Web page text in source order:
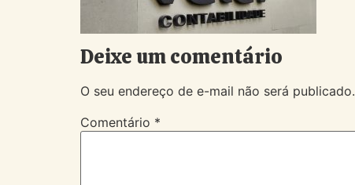
Deixe um comentário
O seu endereço de e-mail não será publicado.
Comentário *